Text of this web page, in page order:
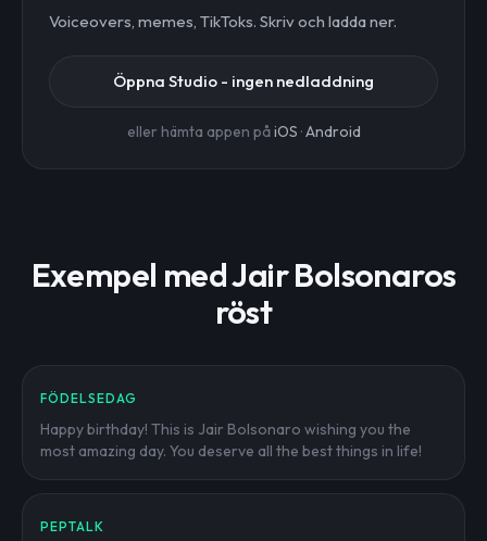
Voiceovers, memes, TikToks. Skriv och ladda ner.
Öppna Studio - ingen nedladdning
eller hämta appen påiOS ·Android
Exempel med Jair Bolsonaros
röst
FÖDELSEDAG
Happy birthday! This is Jair Bolsonaro wishing you the
most amazing day. You deserve all the best things in life!
PEPTALK